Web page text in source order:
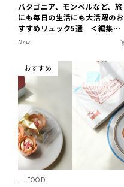
パタゴニア、モンベルなど、旅
にも毎日の生活にも大活躍のお
すすめリュック5選 ＜編集部
セレクト＞【LEEマルシェ】
New
おすすめ
FOOD